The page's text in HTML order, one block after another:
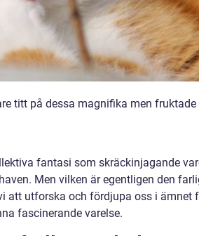
titt på dessa magnifika men fruktade
fantasi som skräckinjagande
Men vilken är egentligen den
att utforska och fördjupa oss i ämnet
fascinerande varelse.